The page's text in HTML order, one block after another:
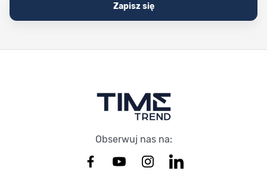
Zapisz się
Obserwuj nas na: